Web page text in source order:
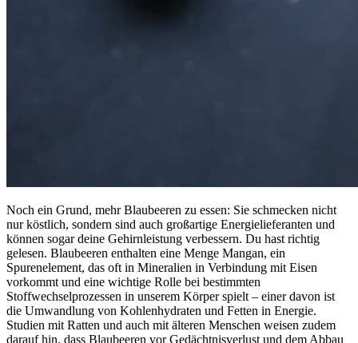
Noch ein Grund, mehr Blaubeeren zu essen: Sie schmecken nicht
nur köstlich, sondern sind auch großartige Energielieferanten und
können sogar deine Gehirnleistung verbessern. Du hast richtig
gelesen. Blaubeeren enthalten eine Menge Mangan, ein
Spurenelement, das oft in Mineralien in Verbindung mit Eisen
vorkommt und eine wichtige Rolle bei bestimmten
Stoffwechselprozessen in unserem Körper spielt – einer davon ist
die Umwandlung von Kohlenhydraten und Fetten in Energie.
Studien mit Ratten und auch mit älteren Menschen weisen zudem
darauf hin, dass Blaubeeren vor Gedächtnisverlust und dem Abbau